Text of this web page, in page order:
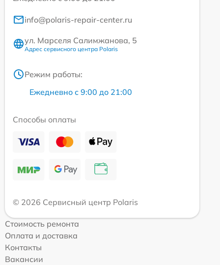
info@polaris-repair-center.ru
ул. Марселя Салимжанова, 5
Адрес сервисного центра Polaris
Режим работы:
Ежедневно с 9:00 до 21:00
Способы оплаты
© 2026 Сервисный центр Polaris
Стоимость ремонта
Оплата и доставка
Контакты
Вакансии